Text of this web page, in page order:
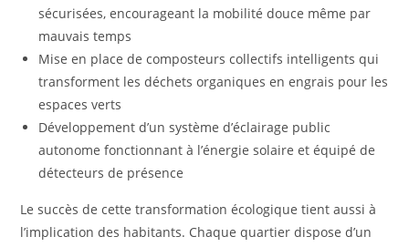
sécurisées, encourageant la mobilité douce même par
mauvais temps
Mise en place de composteurs collectifs intelligents qui
transforment les déchets organiques en engrais pour les
espaces verts
Développement d’un système d’éclairage public
autonome fonctionnant à l’énergie solaire et équipé de
détecteurs de présence
Le succès de cette transformation écologique tient aussi à
l’implication des habitants. Chaque quartier dispose d’un